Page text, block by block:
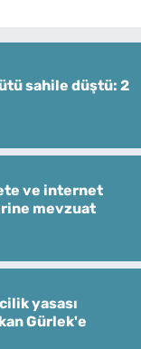
sahile düştü: 2
ve internet
mevzuat
yasası
Gürlek'e